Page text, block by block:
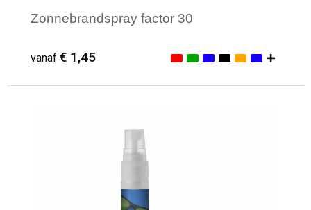
Zonnebrandspray factor 30
vanaf € 1,45
Minimale afname: 1